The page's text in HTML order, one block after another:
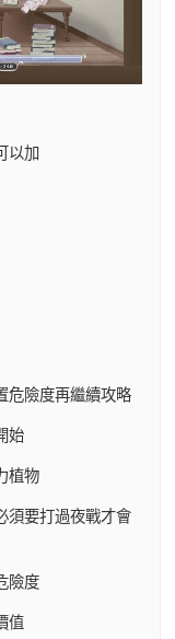
以加
危險度再繼續攻略
始
植物
須要打過夜戰才會
險度
值